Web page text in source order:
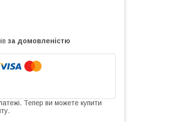
за домовленістю
Тепер ви можете купити